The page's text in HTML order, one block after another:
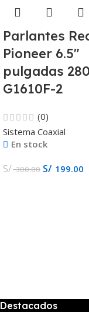
Parlantes
Pioneer 6.5″
pulgadas
G1610F-2
(0)
Sistema Coaxial
En stock
S/300.00 S/ 199.00
Destacados